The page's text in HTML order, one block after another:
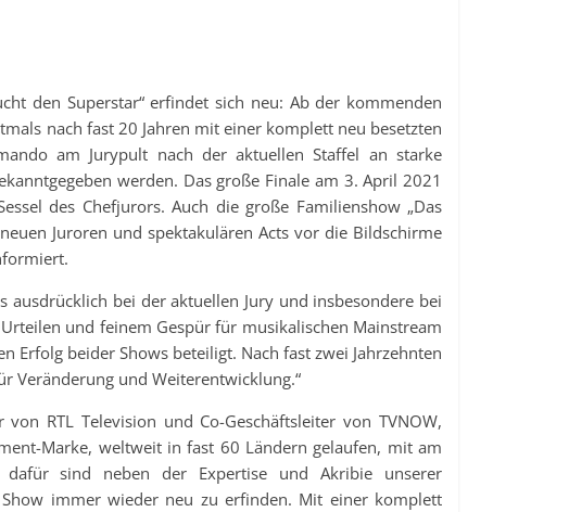
den Superstar“ erfindet sich neu: Ab der kommenden
nach fast 20 Jahren mit einer komplett neu besetzten
am Jurypult nach der aktuellen Staffel an starke
werden. Das große Finale am 3. April 2021
des Chefjurors. Auch die große Familienshow „Das
Juroren und spektakulären Acts vor die Bildschirme
ausdrücklich bei der aktuellen Jury und insbesondere bei
und feinem Gespür für musikalischen Mainstream
Erfolg beider Shows beteiligt. Nach fast zwei Jahrzehnten
Veränderung und Weiterentwicklung.“
RTL Television und Co-Geschäftsleiter von TVNOW,
Marke, weltweit in fast 60 Ländern gelaufen, mit am
sind neben der Expertise und Akribie unserer
immer wieder neu zu erfinden. Mit einer komplett